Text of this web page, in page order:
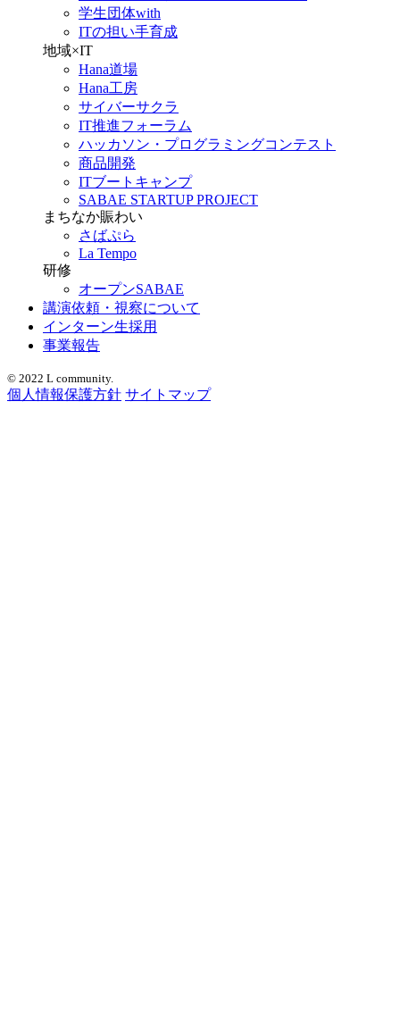
学生団体with
ITの担い手育成
地域×IT
Hana道場
Hana工房
サイバーサクラ
IT推進フォーラム
ハッカソン・プログラミングコンテスト
商品開発
ITブートキャンプ
SABAE STARTUP PROJECT
まちなか賑わい
さばぷら
La Tempo
研修
オープンSABAE
講演依頼・視察について
インターン生採用
事業報告
© 2022 L community.
個人情報保護方針 サイトマップ